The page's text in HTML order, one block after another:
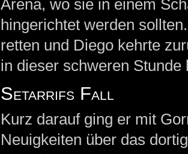
Arena, wo sie in einem
hingerichtet werden
retten und Diego kehrte
in dieser schweren Stunde
Setarrifs Fall
Kurz darauf ging er mit
Neuigkeiten über das